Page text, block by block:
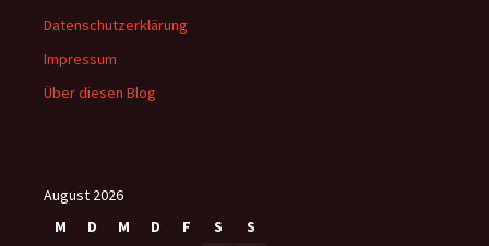
Datenschutzerklärung
Impressum
Über diesen Blog
August 2026
M
D M D F S S